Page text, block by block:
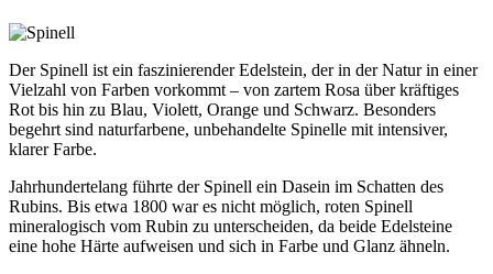
Der Spinell ist ein faszinierender Edelstein, der in der Natur in einer
Vielzahl von Farben vorkommt – von zartem Rosa über kräftiges
Rot bis hin zu Blau, Violett, Orange und Schwarz. Besonders
begehrt sind naturfarbene, unbehandelte Spinelle mit intensiver,
klarer Farbe.
Jahrhundertelang führte der Spinell ein Dasein im Schatten des
Rubins. Bis etwa 1800 war es nicht möglich, roten Spinell
mineralogisch vom Rubin zu unterscheiden, da beide Edelsteine
eine hohe Härte aufweisen und sich in Farbe und Glanz ähneln.